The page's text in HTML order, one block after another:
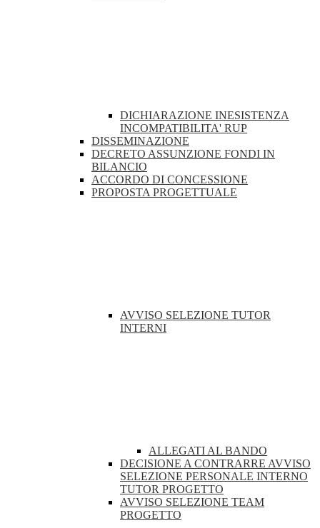
DICHIARAZIONE INESISTENZA
INCOMPATIBILITA' RUP
DISSEMINAZIONE
DECRETO ASSUNZIONE FONDI IN
BILANCIO
ACCORDO DI CONCESSIONE
PROPOSTA PROGETTUALE
AVVISO SELEZIONE TUTOR
INTERNI
ALLEGATI AL BANDO
DECISIONE A CONTRARRE AVVISO
SELEZIONE PERSONALE INTERNO
TUTOR PROGETTO
AVVISO SELEZIONE TEAM
PROGETTO